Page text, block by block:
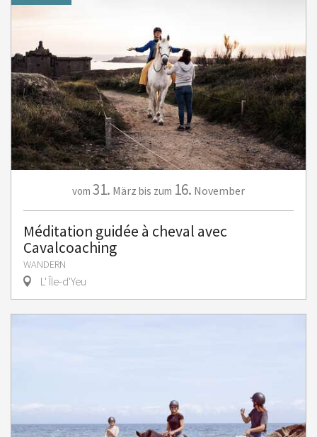
vom 31. März bis zum 16. November
Méditation guidée à cheval avec
Cavalcoaching
WANDERN
L' Île-d'Yeu